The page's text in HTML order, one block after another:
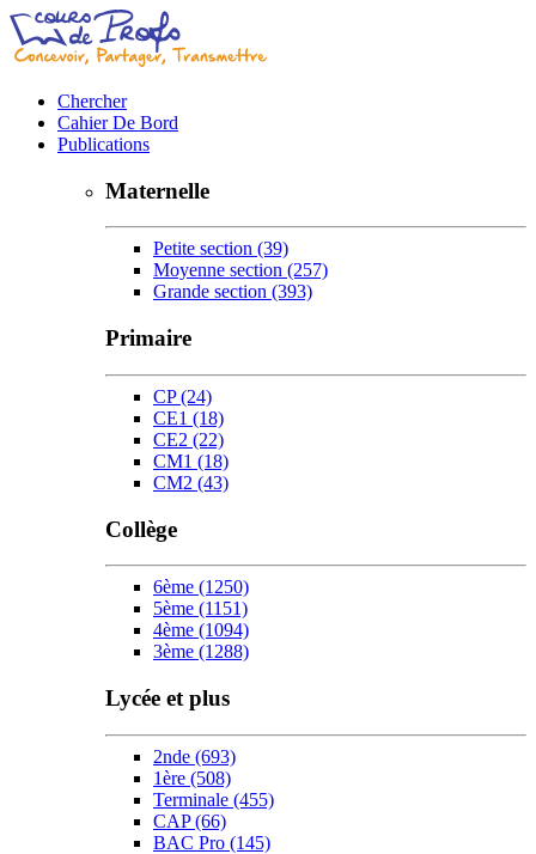
Chercher
Cahier De Bord
Publications
Maternelle
Petite section (39)
Moyenne section (257)
Grande section (393)
Primaire
CP(24)
CE1 (18)
CE2 (22)
CM1 (18)
CM2 (43)
Collège
6ème (1250)
5ème (1151)
4ème (1094)
3ème (1288)
Lycée et plus
2nde (693)
1ère (508)
Terminale (455)
CAP(66)
BAC Pro (145)